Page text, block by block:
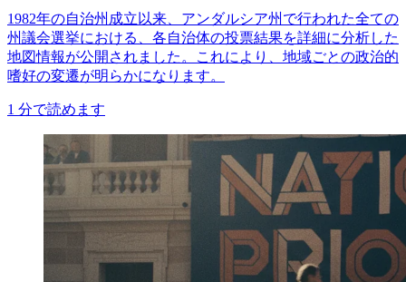
1982年の自治州成立以来、アンダルシア州で行われた全ての
州議会選挙における、各自治体の投票結果を詳細に分析した
地図情報が公開されました。これにより、地域ごとの政治的
嗜好の変遷が明らかになります。
1 分で読めます